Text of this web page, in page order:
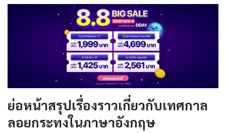
ย่อหน้าสรุปเรื่องราวเกี่ยวกับเทศกาล
ลอยกระทงในภาษาอังกฤษ